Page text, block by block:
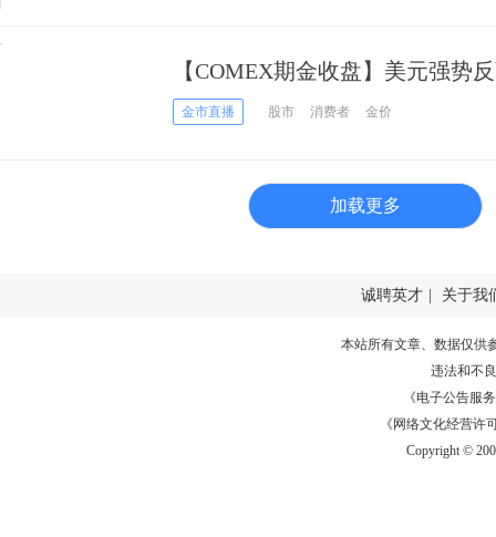
【COMEX期金收盘】美元强势
月期金周一下跌
金市直播 股市 消费者 金价
加载更多
诚聘英才 关于我
本站所有文章、数据仅供
违法和不
《电子公告服务
《网络文化经营许
Copyright ©